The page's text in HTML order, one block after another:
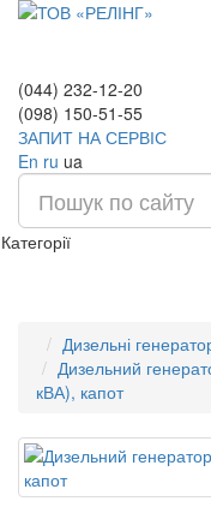
(044) 232-12-20
(098) 150-51-55
ЗАПИТ НА СЕРВІС
En ru ua
Категорії
Дизельні
Дизельний
кВА), капот